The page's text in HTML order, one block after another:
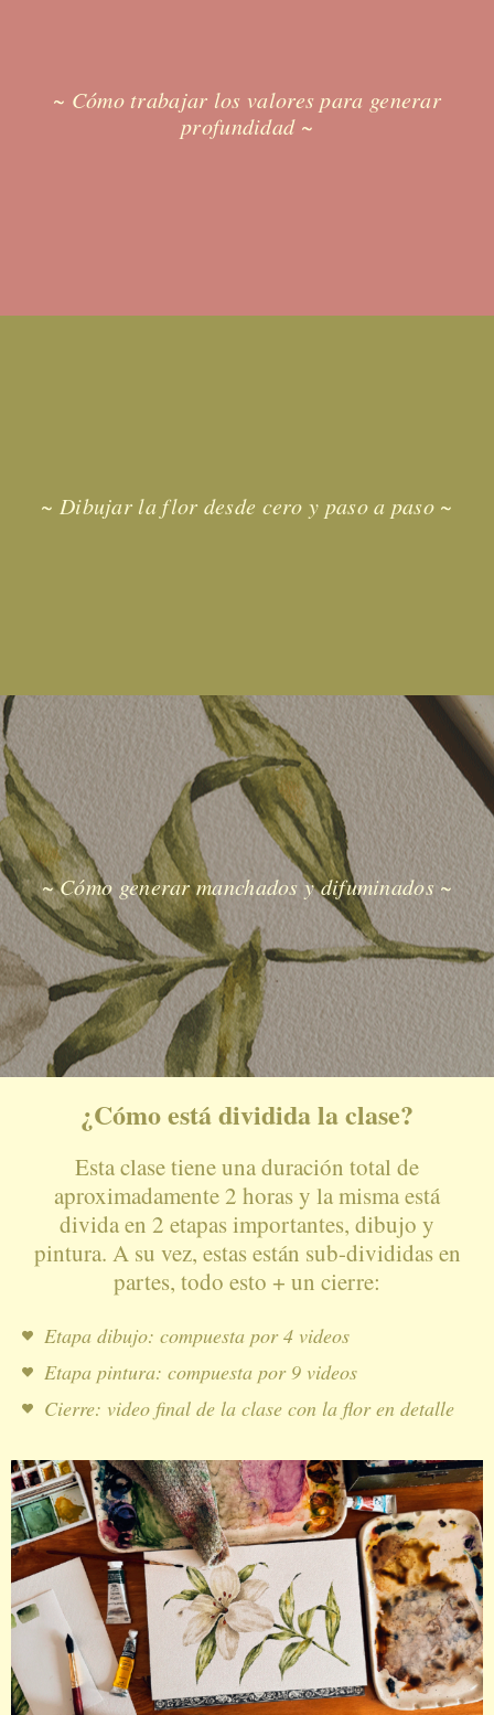
~ Cómo trabajar los valores para generar
profundidad ~
~ Dibujar la flor desde cero y paso a paso ~
~ Cómo generar manchados y difuminados ~
¿Cómo está dividida la clase?
Esta clase tiene una duración total de
aproximadamente 2 horas y la misma está
divida en 2 etapas importantes, dibujo y
pintura. A su vez, estas están sub-divididas en
partes, todo esto + un cierre:
Etapa dibujo: compuesta por 4 videos
Etapa pintura: compuesta por 9 videos
Cierre: video final de la clase con la flor en detalle